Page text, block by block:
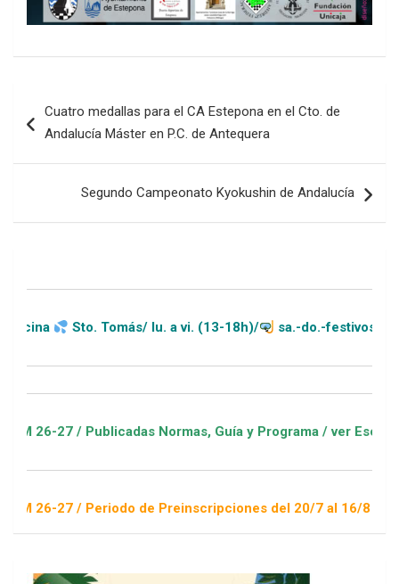
de
Cuatro medallas para el CA Estepona en el Cto. de
Andalucía Máster en P.C. de Antequera
Segundo Campeonato Kyokushin de Andalucía
Tomás/ lu. a vi. (13-18h)/ sa.-do.-festivos (11-20h)
/ Publicadas Normas, Guía y Programa / ver Escuelas
/ Periodo de Preinscripciones del 20/7 al 16/8 / Sorteo 1 de